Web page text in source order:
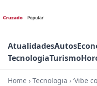
AtualidadesAutos
TecnologiaTurismo
Home › Tecnologia › ‘Vibe